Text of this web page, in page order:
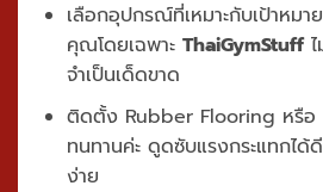
เลือกอุปกรณ์ที่เหมาะกับเป้าหม
คุณโดยเฉพาะ ThaiGymStuffไ
จำเป็นเด็ดขาด
ติดตั้ง Rubber Flooring หรือ
ทนทานค่ะ ดูดซับแรงกระแทกได้
ง่าย